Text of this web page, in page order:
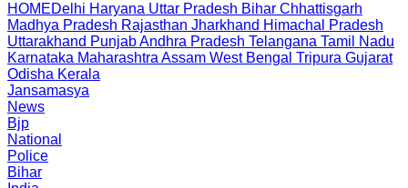
HOMEDelhi Haryana Uttar Pradesh Bihar Chhattisgarh
Madhya Pradesh Rajasthan Jharkhand Himachal Pradesh
Uttarakhand PunjabAndhra Pradesh Telangana Tamil Nadu
Karnataka Maharashtra Assam West Bengal Tripura Gujarat
Odisha Kerala
Jansamasya
News
Bjp
National
Police
Bihar